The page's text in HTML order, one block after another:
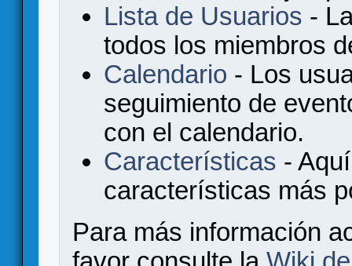
Lista de Usuarios -
todos los miembros
Calendario - Los
seguimiento de
con el calendario.
Características -
características más
Para más información